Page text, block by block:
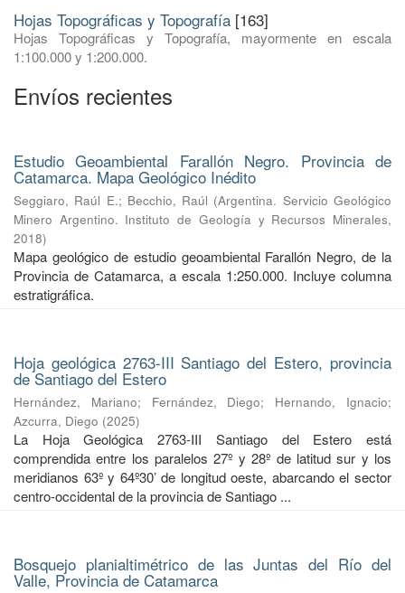
Hojas Topográficas y Topografía [163]
Hojas Topográficas y Topografía, mayormente en escala
1:100.000 y 1:200.000.
Envíos recientes
Estudio Geoambiental Farallón Negro. Provincia de
Catamarca. Mapa Geológico Inédito
Seggiaro, Raúl E.; Becchio, Raúl (Argentina. Servicio Geológico
Minero Argentino. Instituto de Geología y Recursos Minerales,
2018)
Mapa geológico de estudio geoambiental Farallón Negro, de la
Provincia de Catamarca, a escala 1:250.000. Incluye columna
estratigráfica.
Hoja geológica 2763-III Santiago del Estero, provincia
de Santiago del Estero
Hernández, Mariano; Fernández, Diego; Hernando, Ignacio;
Azcurra, Diego (2025)
La Hoja Geológica 2763-III Santiago del Estero está
comprendida entre los paralelos 27º y 28º de latitud sur y los
meridianos 63º y 64º30’ de longitud oeste, abarcando el sector
centro-occidental de la provincia de Santiago ...
Bosquejo planialtimétrico de las Juntas del Río del
Valle, Provincia de Catamarca